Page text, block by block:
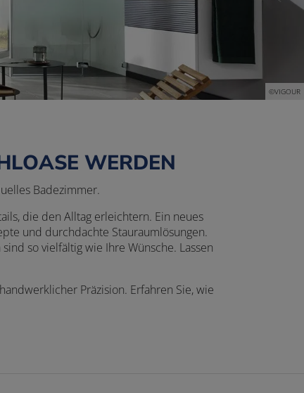
©VIGOUR
WERDEN
Badezimmer.
die den Alltag erleichtern. Ein neues
und durchdachte Stauraumlösungen.
so vielfältig wie Ihre Wünsche. Lassen
Präzision. Erfahren Sie, wie